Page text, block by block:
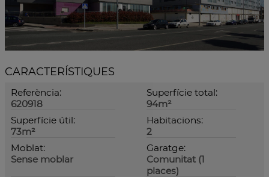
CARACTERÍSTIQUES
Referència:
620918
Superfície total:
94m²
Superfície útil:
73m²
Habitacions:
2
Moblat:
Sense moblar
Garatge:
Comunitat (1
places)